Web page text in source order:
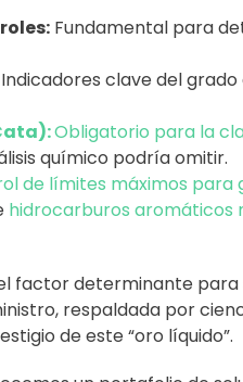
Fundamental para
Indicadores clave del
Obligatorio para la
químico podría omitir.
de límites máximos para
hidrocarburos aromáticos
factor determinante
respaldada por
de este “oro líquido”.